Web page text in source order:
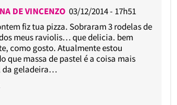
DE VINCENZO03/12/2014 - 17h51
fiz tua pizza. Sobraram 3 rodelas de
meus raviolis… que delicia. bem
como gosto. Atualmente estou
que massa de pastel é a coisa mais
da geladeira…